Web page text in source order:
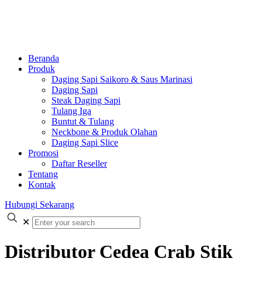
Beranda
Produk
Daging Sapi Saikoro & Saus Marinasi
Daging Sapi
Steak Daging Sapi
Tulang Iga
Buntut & Tulang
Neckbone & Produk Olahan
Daging Sapi Slice
Promosi
Daftar Reseller
Tentang
Kontak
Hubungi Sekarang
✕
Distributor Cedea Crab Stik